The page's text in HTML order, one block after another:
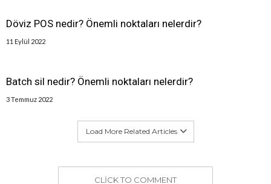
Döviz POS nedir? Önemli noktaları nelerdir?
11 Eylül 2022
Batch sil nedir? Önemli noktaları nelerdir?
3 Temmuz 2022
Load More Related Articles
CLICK TO COMMENT